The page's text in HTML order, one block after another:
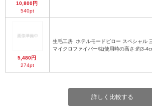
10,800円
540pt
5,480円
274pt
生毛工房
マイクロファイバー枕(使用時の高さ:約3-
詳しく比較する